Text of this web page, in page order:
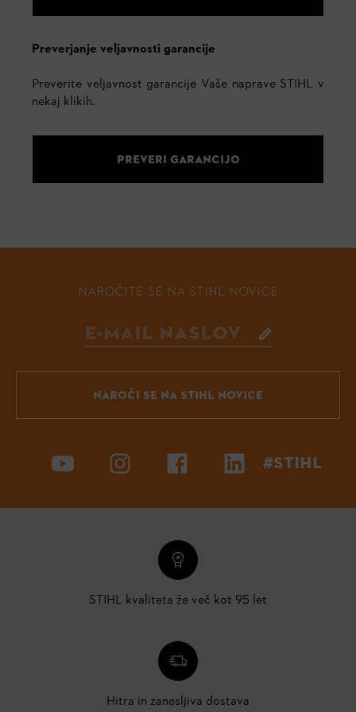
Preverjanje veljavnosti garancije
Preverite veljavnost garancije Vaše naprave STIHL v
nekaj klikih.
PREVERI GARANCIJO
NAROČITE SE NA STIHL NOVICE
NAROČI SE NA STIHL NOVICE
#STIHL
STIHL kvaliteta že več kot 95 let
Hitra in zanesljiva dostava